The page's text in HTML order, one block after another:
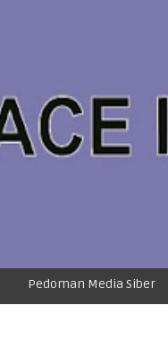
Pedoman Media Siber